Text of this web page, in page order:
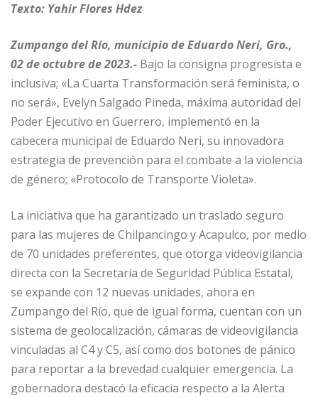
Texto: Yahir Flores Hdez
Zumpango del Río, municipio de Eduardo Neri, Gro.,
02 de octubre de 2023.- Bajo la consigna progresista e
inclusiva; «La Cuarta Transformación será feminista, o
no será», Evelyn Salgado Pineda, máxima autoridad del
Poder Ejecutivo en Guerrero, implementó en la
cabecera municipal de Eduardo Neri, su innovadora
estrategia de prevención para el combate a la violencia
de género; «Protocolo de Transporte Violeta».
La iniciativa que ha garantizado un traslado seguro
para las mujeres de Chilpancingo y Acapulco, por medio
de 70 unidades preferentes, que otorga videovigilancia
directa con la Secretaría de Seguridad Pública Estatal,
se expande con 12 nuevas unidades, ahora en
Zumpango del Río, que de igual forma, cuentan con un
sistema de geolocalización, cámaras de videovigilancia
vinculadas al C4 y C5, así como dos botones de pánico
para reportar a la brevedad cualquier emergencia. La
gobernadora destacó la eficacia respecto a la Alerta